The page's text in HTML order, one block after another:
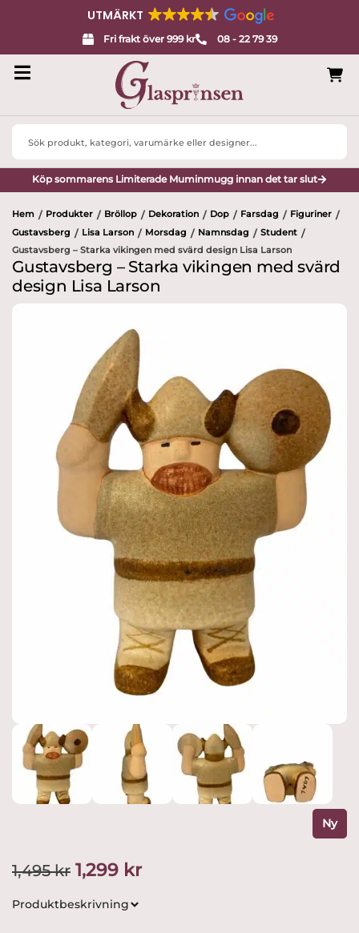
UTMÄRKT
Fri frakt över 999 kr 08 - 22 79 39
Search
Köp sommarens Limiterade Muminmugg innan det tar slut
Hem / Produkter / Bröllop / Dekoration / Dop / Farsdag / Figuriner /
Gustavsberg / Lisa Larson / Morsdag / Namnsdag / Student /
Gustavsberg – Starka vikingen med svärd design Lisa Larson
Gustavsberg – Starka vikingen med svärd
design Lisa Larson
Ny
1,495kr Det
ursprungliga
1,299 krDet
Produktbeskrivning